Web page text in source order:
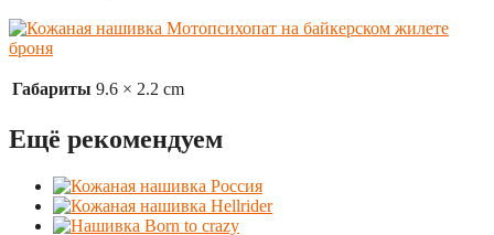
Габариты 9.6 × 2.2 cm
Ещё рекомендуем